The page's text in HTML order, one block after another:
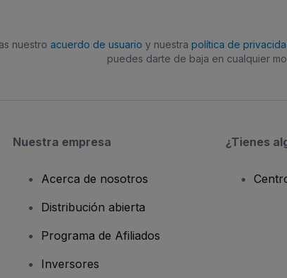
nuestro acuerdo de usuario y nuestra política de
puedes darte de baja en cualquier
Nuestra empresa
Acerca de nosotros
Distribución abierta
Programa de Afiliados
Inversores
¿Tienes